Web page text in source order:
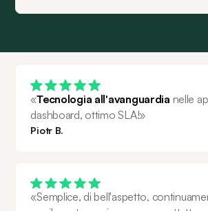
«Tecnologia all'avanguardia nelle
dashboard, ottimo SLA!»
Piotr B.
«Semplice, di bell'aspetto,